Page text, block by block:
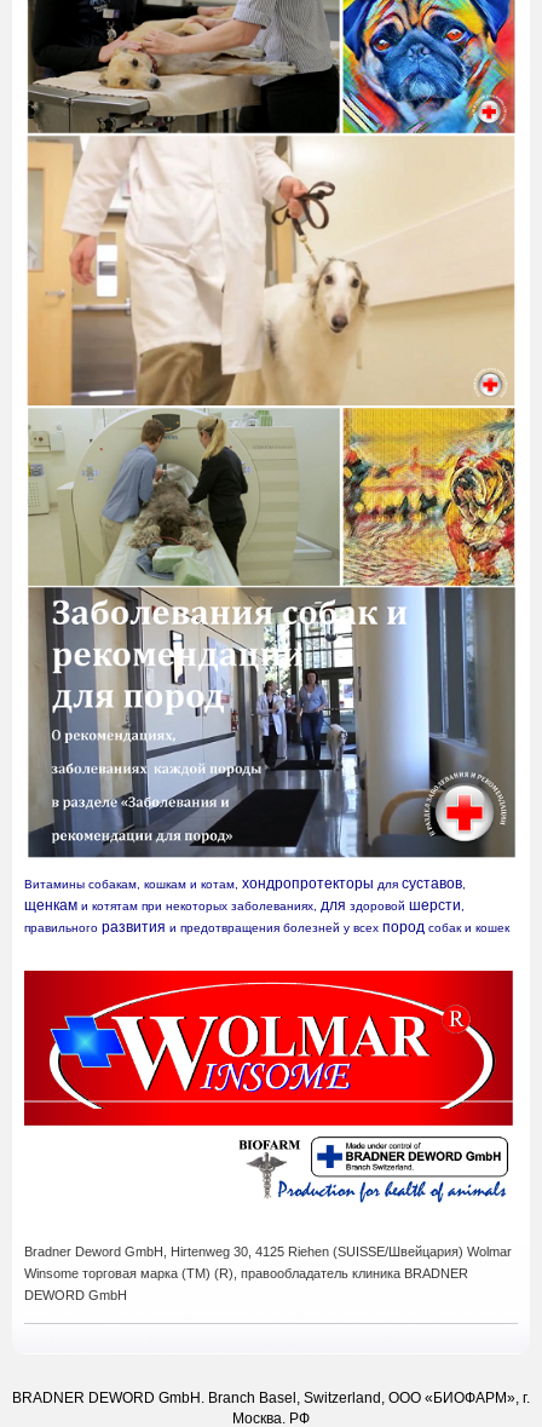
Витамины собакам, кошкам и котам, хондропротекторы для суставов
щенкам и котятам при некоторых заболеваниях, для здоровой шерсти,
правильного развития и предотвращения болезней у всех пород собак и кошек
Bradner Deword GmbH,
Hirtenweg 30, 4125 Riehen (SUISSE/Швейцария) Wolmar
Winsome торговая марка (ТМ) (R), правообладатель клиника BRADNER
DEWORD GmbH
BRADNER DEWORD GmbH. Branch Basel, Switzerland, ООО «БИОФАРМ», г.
Москва. РФ